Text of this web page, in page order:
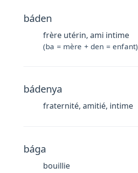
báden
frère utérin, ami intime
(ba = mère + den = enfant)
bádenya
fraternité, amitié, intime
bága
bouillie